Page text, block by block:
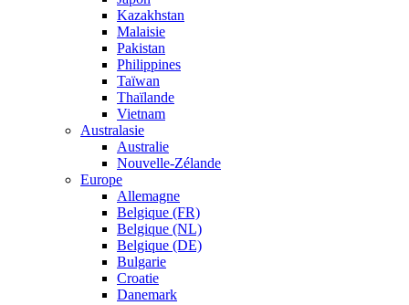
Kazakhstan
Malaisie
Pakistan
Philippines
Taïwan
Thaïlande
Vietnam
Australasie
Australie
Nouvelle-Zélande
Europe
Allemagne
Belgique (FR)
Belgique (NL)
Belgique (DE)
Bulgarie
Croatie
Danemark